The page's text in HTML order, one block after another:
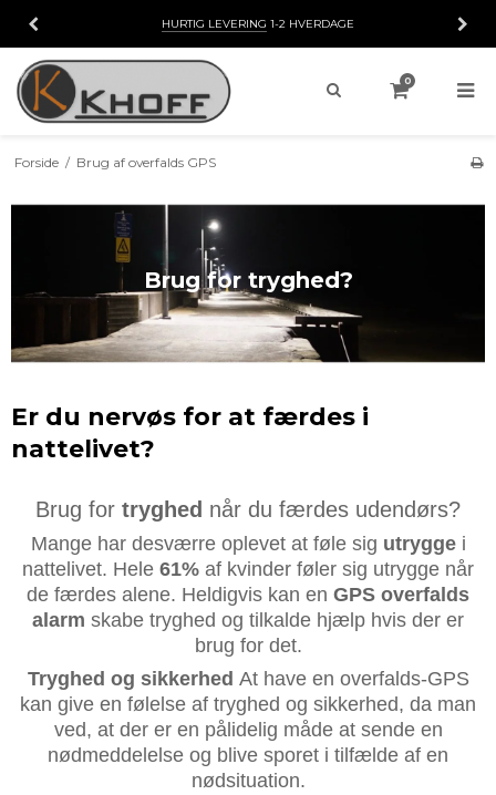
HURTIG LEVERING 1-2 HVERDAGE
0
Forside / Brug af overfalds GPS
Brug for tryghed?
Er du nervøs for at færdes i
nattelivet?
Brug for tryghed når du færdes udendørs?
Mange har desværre oplevet at føle sig utryggei
nattelivet. Hele 61% af kvinder føler sig utrygge når
de færdes alene. Heldigvis kan en GPS overfalds
alarm skabe tryghed og tilkalde hjælp hvis der er
brug for det.
Tryghed og sikkerhed At have en overfalds-GPS
kan give en følelse af tryghed og sikkerhed, da man
ved, at der er en pålidelig måde at sende en
nødmeddelelse og blive sporet i tilfælde af en
nødsituation.